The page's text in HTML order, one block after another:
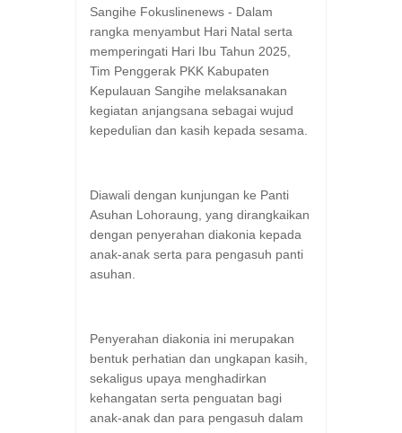
Sangihe Fokuslinenews - Dalam
rangka menyambut Hari Natal serta
memperingati Hari Ibu Tahun 2025,
Tim Penggerak PKK Kabupaten
Kepulauan Sangihe melaksanakan
kegiatan anjangsana sebagai wujud
kepedulian dan kasih kepada sesama.
Diawali dengan kunjungan ke Panti
Asuhan Lohoraung, yang dirangkaikan
dengan penyerahan diakonia kepada
anak-anak serta para pengasuh panti
asuhan.
Penyerahan diakonia ini merupakan
bentuk perhatian dan ungkapan kasih,
sekaligus upaya menghadirkan
kehangatan serta penguatan bagi
anak-anak dan para pengasuh dalam